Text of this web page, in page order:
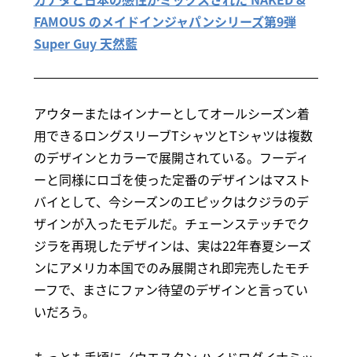
FAMOUS のメイドインジャパンシリーズ第9弾
Super Guy 天然藍
アウターまたはインナーとしてオールシーズン着
用できるロングスリーブTシャツとTシャツは複数
のデザインとカラーで展開されている。フーディ
ーと同様にロゴを使った定番のデザインはマスト
バイとして、今シーズンのエピックはクジラのデ
ザインが入ったモデルだ。チェーンステッチでク
ジラを再現したデザインは、実は22年春夏シーズ
ンにアメリカ本国でのみ展開され即完売したモチ
ーフで、まさにファン待望のデザインと言ってい
いだろう。